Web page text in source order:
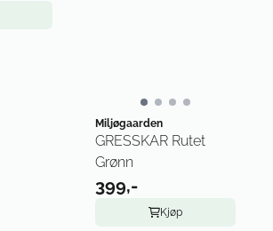
Miljøgaarden
GRESSKAR Rutet
Grønn
399,-
Kjøp